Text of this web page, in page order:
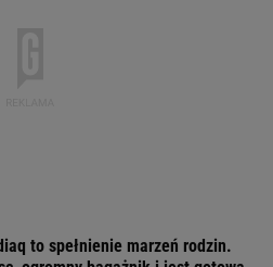
to spełnienie marzeń rodzin.